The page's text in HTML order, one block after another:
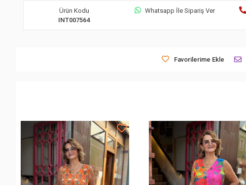
Ürün Kodu
INT007564
Whatsapp İle Sipariş Ver
Favorilerime Ekle